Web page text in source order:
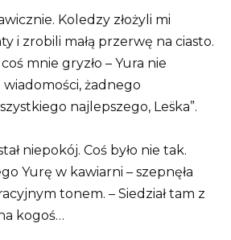
Koledzy złożyli mi
i zrobili małą przerwę na ciasto.
mnie gryzło – Yura nie
wiadomości, żadnego
najlepszego, Les̈ka”.
niepokój. Coś było nie tak.
Yurę w kawiarni – szepnęła
tonem. – Siedział tam z
kogoś…